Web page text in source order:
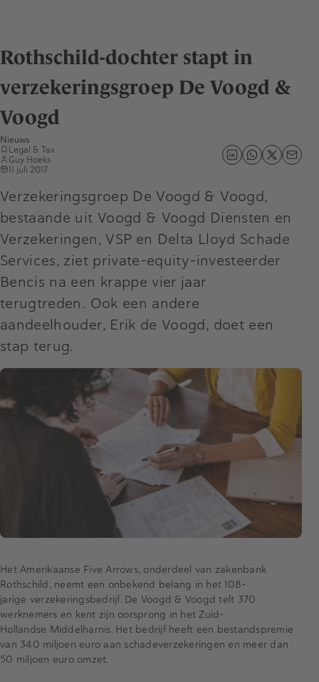
Rothschild-dochter stapt in
verzekeringsgroep De Voogd &
Voogd
Nieuws
Legal & Tax
Guy Hoeks
11 juli 2017
Verzekeringsgroep De Voogd & Voogd,
bestaande uit Voogd & Voogd Diensten en
Verzekeringen, VSP en Delta Lloyd Schade
Services, ziet private-equity-investeerder
Bencis na een krappe vier jaar
terugtreden. Ook een andere
aandeelhouder, Erik de Voogd, doet een
stap terug.
Het Amerikaanse Five Arrows, onderdeel van zakenbank
Rothschild, neemt een onbekend belang in het 108-
jarige verzekeringsbedrijf. De Voogd & Voogd telt 370
werknemers en kent zijn oorsprong in het Zuid-
Hollandse Middelharnis. Het bedrijf heeft een bestandspremie
van 340 miljoen euro aan schadeverzekeringen en meer dan
50 miljoen euro omzet.